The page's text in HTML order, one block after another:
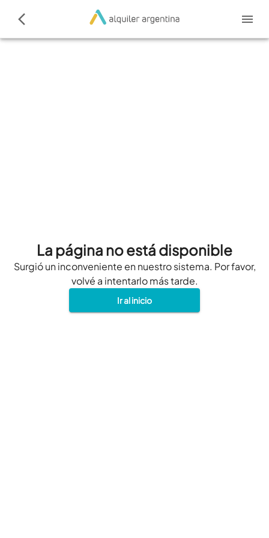
La página no está disponible
Surgió un inconveniente en nuestro sistema. Por favor,
volvé a intentarlo más tarde.
Ir al inicio